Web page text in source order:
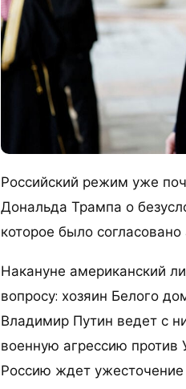
Российский режим уже
Дональда Трампа о
которое было
Накануне американский
вопросу: хозяин Белого
Владимир Путин ведет с
военную агрессию против
Россию ждет ужесточение